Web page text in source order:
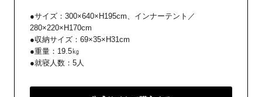
●サイズ：300×640×H195cm、インナーテント／
280×220×H170cm
●収納サイズ：69×35×H31cm
●重量：19.5㎏
●就寝人数：5人